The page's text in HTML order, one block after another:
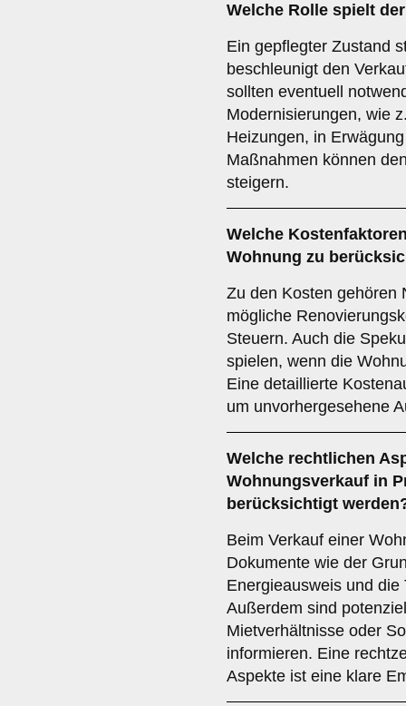
Welche Rolle spielt
Ein gepflegter Zustand
beschleunigt den
sollten eventuell
Modernisierungen, wie
Heizungen, in
Maßnahmen können
steigern.
Welche
Wohnung zu
Zu den Kosten gehören
mögliche
Steuern. Auch die
spielen, wenn die
Eine detaillierte
um unvorhergesehene
Welche rechtlichen
Wohnungsverkauf in
berücksichtigt
Beim Verkauf einer
Dokumente wie der
Energieausweis und
Außerdem sind
Mietverhältnisse oder
informieren. Eine
Aspekte ist eine klare